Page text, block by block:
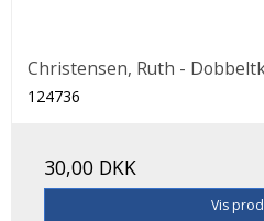
Christensen, Ruth -
124736
30,00 DKK
Vis